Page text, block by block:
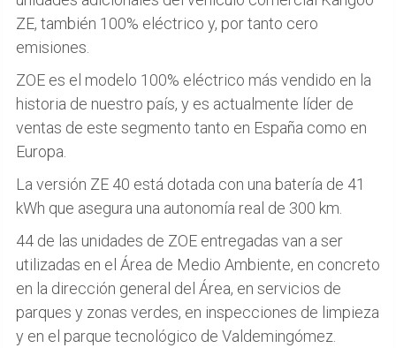
ZE, también 100% eléctrico y, por tanto cero
emisiones.
ZOE es el modelo 100% eléctrico más vendido en la
historia de nuestro país, y es actualmente líder de
ventas de este segmento tanto en España como en
Europa.
La versión ZE 40 está dotada con una batería de 41
kWh que asegura una autonomía real de 300 km.
44 de las unidades de ZOE entregadas van a ser
utilizadas en el Área de Medio Ambiente, en concreto
en la dirección general del Área, en servicios de
parques y zonas verdes, en inspecciones de limpieza
y en el parque tecnológico de Valdemingómez.